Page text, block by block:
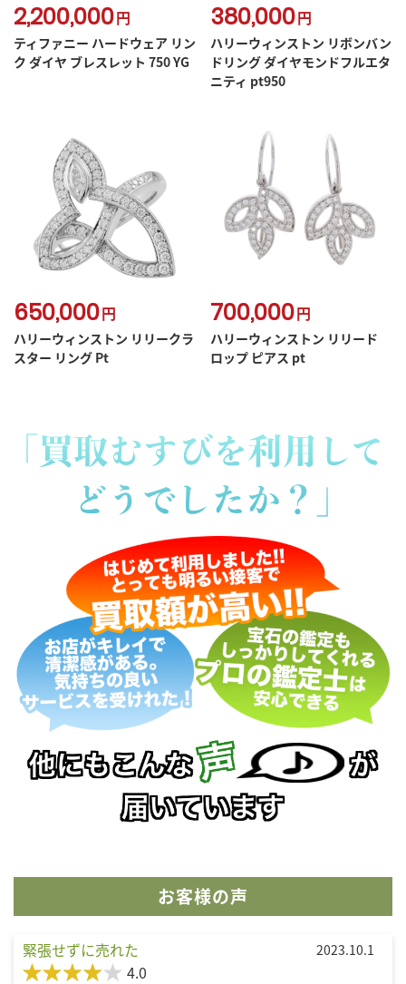
2,200,000円
ティファニー ハードウェア リン
ク ダイヤ ブレスレット 750 YG
380,000円
ハリーウィンストン リボンバン
ドリング ダイヤモンドフルエタ
ニティ pt950
650,000円
ハリーウィンストン リリークラ
スター リング Pt
700,000円
ハリーウィンストン リリード
ロップ ピアス pt
お客様の声
緊張せずに売れた
4.0
2023.10.1